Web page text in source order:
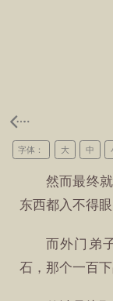
字体： 大 中
然而最终
东西都入不得眼
而外门弟
石，那个一百下